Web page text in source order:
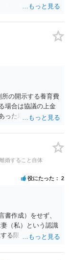
所の開示する養育費
場合は協議の上金
った場合に変更し
る」と「通知義務
事は相手に通知が
の見直しは適宜出
のとおりかと思
ので毎年見直す
婚すること自体
役にたった 2
作成）をせず、
（私）という認識
る限りでは、その
評価額の１/２の代